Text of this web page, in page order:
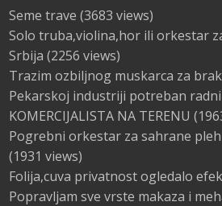
Seme trave (3683 views)
Solo truba,violina,hor ili orkestar
Srbija (2256 views)
Trazim ozbiljnog muskarca za brak
Pekarskoj industriji potreban
KOMERCIJALISTA NA TERENU
Pogrebni orkestar za sahrane
(1931 views)
Folija,cuva privatnost ogledalo
Popravljam sve vrste makaza i